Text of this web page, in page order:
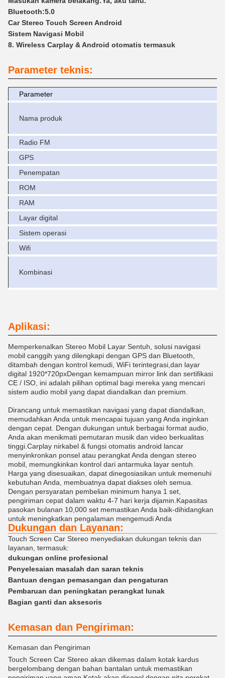
Bluetooth:5.0
Car Stereo Touch Screen Android
Sistem Navigasi Mobil
8. Wireless Carplay & Android otomatis termasuk
Parameter teknis:
Parameter
Nama produk
Radio FM
GPS
Penempatan
ROM
RAM
Layar digital
Sistem operasi
Wifi
Kombinasi
Aplikasi:
Memperkenalkan Stereo Mobil Layar Sentuh, solusi navigasi
mobil canggih yang dilengkapi dengan GPS dan Bluetooth,
ditambah dengan kontrol kemudi, WiFi terintegrasi,dan layar
digital 1920*720pxDengan kemampuan mirror link dan sertifikasi
CE / ISO, ini adalah pilihan optimal bagi mereka yang mencari
sistem audio mobil yang dapat diandalkan dan premium.
Dirancang untuk memastikan navigasi yang dapat diandalkan,
memudahkan Anda untuk mencapai tujuan yang Anda inginkan
dengan cepat. Dengan dukungan untuk berbagai format audio,
Anda akan menikmati pemutaran musik dan video berkualitas
tinggi.Carplay nirkabel & fungsi otomatis android lancar
menyinkronkan ponsel atau perangkat Anda dengan stereo
mobil, memungkinkan kontrol dari antarmuka layar sentuh.
Harga yang disesuaikan, dapat dinegosiasikan untuk memenuhi
kebutuhan Anda, membuatnya dapat diakses oleh semua.
Dengan persyaratan pembelian minimum hanya 1 set,
pengiriman cepat dalam waktu 4-7 hari kerja dijamin.Kapasitas
pasokan bulanan 10,000 set memastikan Anda baik-dihidangkan
untuk meningkatkan pengalaman mengemudi Anda
Dukungan dan Layanan:
Touch Screen Car Stereo menyediakan dukungan teknis dan
layanan, termasuk:
dukungan online profesional
Penyelesaian masalah dan saran teknis
Bantuan dengan pemasangan dan pengaturan
Pembaruan dan peningkatan perangkat lunak
Bagian ganti dan aksesoris
Kemasan dan Pengiriman:
Kemasan dan Pengiriman
Touch Screen Car Stereo akan dikemas dalam kotak kardus
bergelombang dengan bahan bantalan untuk memastikan